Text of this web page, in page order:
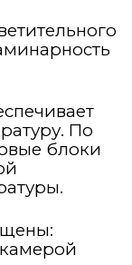
По
блоки